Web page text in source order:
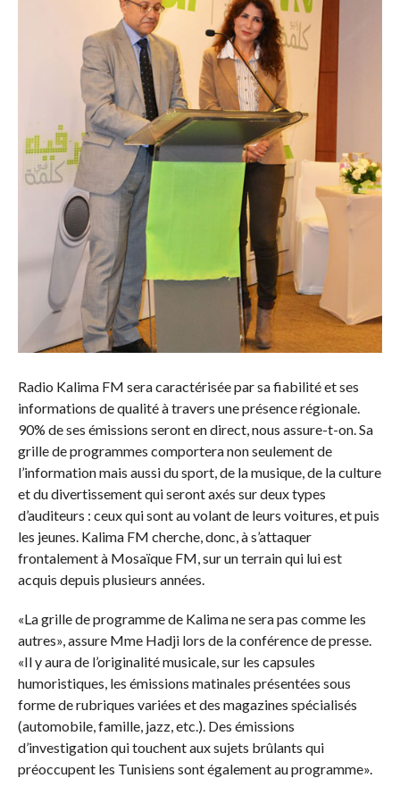
Radio Kalima FM sera caractérisée par sa fiabilité et ses
informations de qualité à travers une présence régionale.
90% de ses émissions seront en direct, nous assure-t-on. Sa
grille de programmes comportera non seulement de
l’information mais aussi du sport, de la musique, de la culture
et du divertissement qui seront axés sur deux types
d’auditeurs : ceux qui sont au volant de leurs voitures, et puis
les jeunes. Kalima FM cherche, donc, à s’attaquer
frontalement à Mosaïque FM, sur un terrain qui lui est
acquis depuis plusieurs années.
«La grille de programme de Kalima ne sera pas comme les
autres», assure Mme Hadji lors de la conférence de presse.
«Il y aura de l’originalité musicale, sur les capsules
humoristiques, les émissions matinales présentées sous
forme de rubriques variées et des magazines spécialisés
(automobile, famille, jazz, etc.). Des émissions
d’investigation qui touchent aux sujets brûlants qui
préoccupent les Tunisiens sont également au programme».